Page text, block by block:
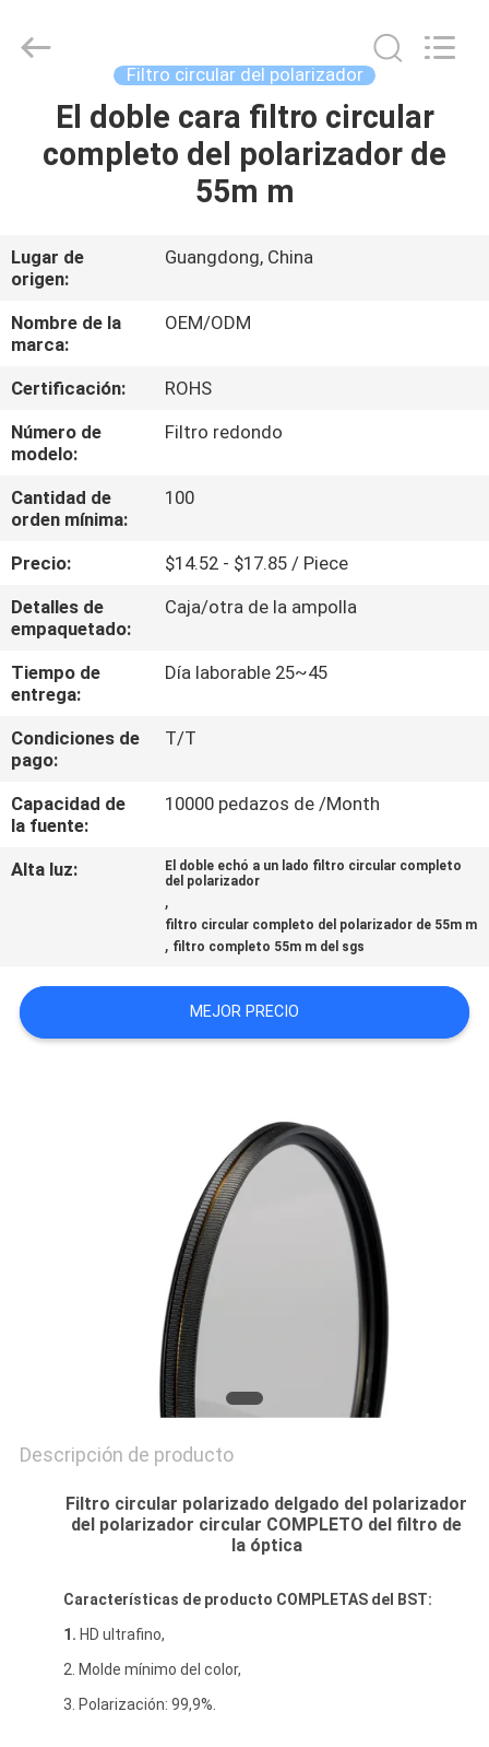
HOGAR
SOBRE
NOSOTROS
VIAJE
DE
LA
DE
CALIDAD
ÉNTRENOS
EN
CONTACTO
CON
PIDA
MAPA
DEL
Shadow
Technology
Filtro circular del polarizador
El doble cara filtro circular
completo del polarizador de
55m m
Lugar de
origen:
Guangdong, China
Nombre de la
marca:
OEM/ODM
Certificación:
ROHS
Número de
modelo:
Filtro redondo
Cantidad de
orden mínima:
100
Precio:
$14.52 - $17.85 / Piece
Detalles de
empaquetado:
Caja/otra de la ampolla
Tiempo de
entrega:
Día laborable 25~45
Condiciones de
pago:
T/T
Capacidad de
la fuente:
10000 pedazos de /Month
Alta luz:
El doble echó a un lado filtro circular completo
del polarizador
,
filtro circular completo del polarizador de 55m m
, filtro completo 55m m del sgs
MEJOR PRECIO
Descripción de producto
Filtro circular polarizado delgado del polarizador
del polarizador circular COMPLETO del filtro de
la óptica
Características de producto COMPLETAS del BST:
1. HD ultrafino,
2. Molde mínimo del color,
3. Polarización: 99,9%.